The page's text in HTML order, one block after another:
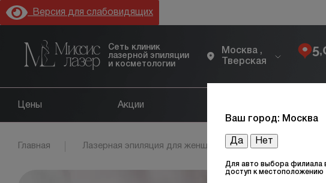
Версия для слабовидящих
Сеть клиник
лазерной эпиляции
и косметологии
Москва ,
Тверская
Ваш город: Москва
Да Нет
Для авто выбора филиала
доступ к местоположению
Цены Акции
Главная Лазерная эпиляция для женщин Белая линия